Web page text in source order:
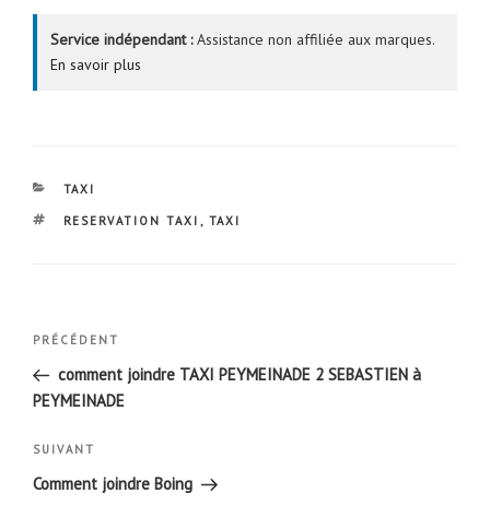
Service indépendant :Assistance non affiliée aux marques.
En savoir plus
CATÉGORIES
TAXI
ÉTIQUETTES
RESERVATION TAXI , TAXI
Navigation
l’article
Article
précédent
PRÉCÉDENT
comment joindre TAXI PEYMEINADE 2 SEBASTIEN à
PEYMEINADE
Article
suivant
SUIVANT
Comment joindre Boing